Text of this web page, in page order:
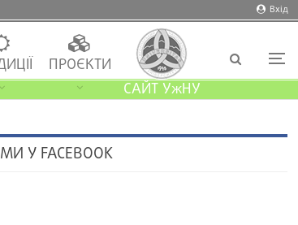
Вхід
ПРОЄКТИ
САЙТ УжНУ
МИ У FACEBOOK